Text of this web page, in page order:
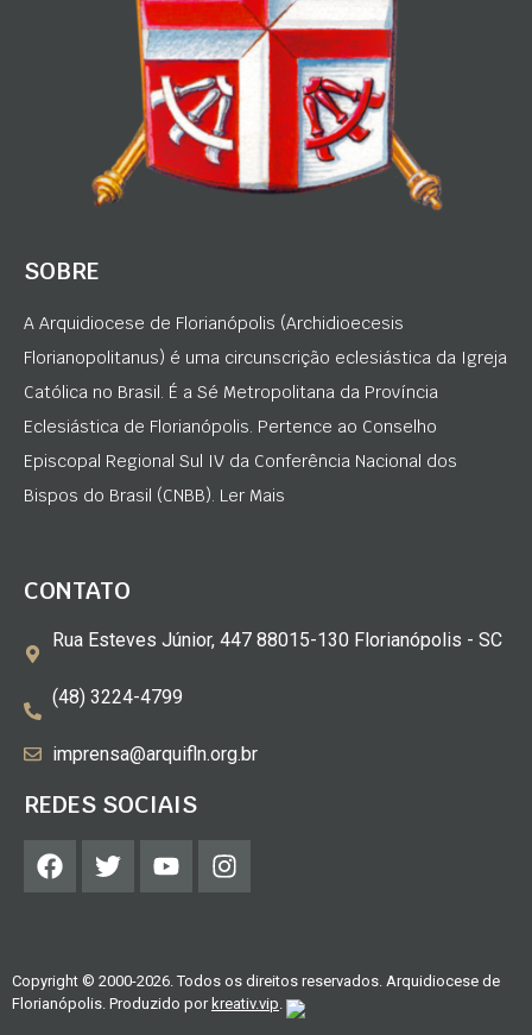
SOBRE
A Arquidiocese de Florianópolis (Archidioecesis
Florianopolitanus) é uma circunscrição eclesiástica da Igreja
Católica no Brasil. É a Sé Metropolitana da Província
Eclesiástica de Florianópolis. Pertence ao Conselho
Episcopal Regional Sul IV da Conferência Nacional dos
Bispos do Brasil (CNBB). Ler Mais
CONTATO
Rua Esteves Júnior, 447 88015-130 Florianópolis - SC
(48) 3224-4799
imprensa@arquifln.org.br
REDES SOCIAIS
Copyright © 2000-2026. Todos os direitos reservados. Arquidiocese de
Florianópolis. Produzido porkreativ.vip